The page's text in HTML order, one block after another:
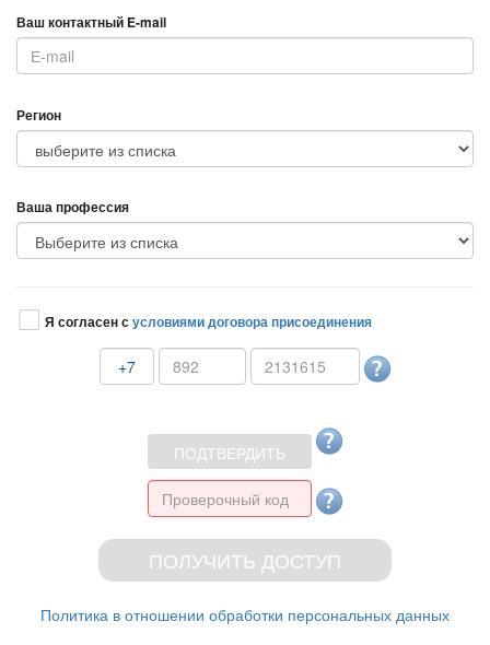
аш контактный E-mail
Регион
аша профессия
Я согласен сусловиями договора присоединения
+7
Политика в отношении обработки персональных данных